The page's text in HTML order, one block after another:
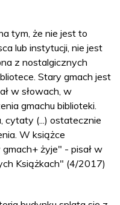
tym, że nie jest to
lub instytucji, nie jest
z nostalgicznych
Stary gmach jest
w słowach, w
gmachu biblioteki.
cytaty (...) ostatecznie
W książce
żyje" - pisał w
Książkach" (4/2017)